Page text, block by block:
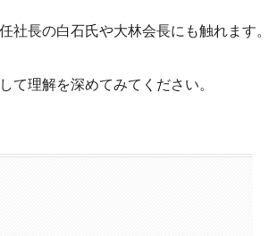
長の白石氏や大林会長にも触れます。
理解を深めてみてください。